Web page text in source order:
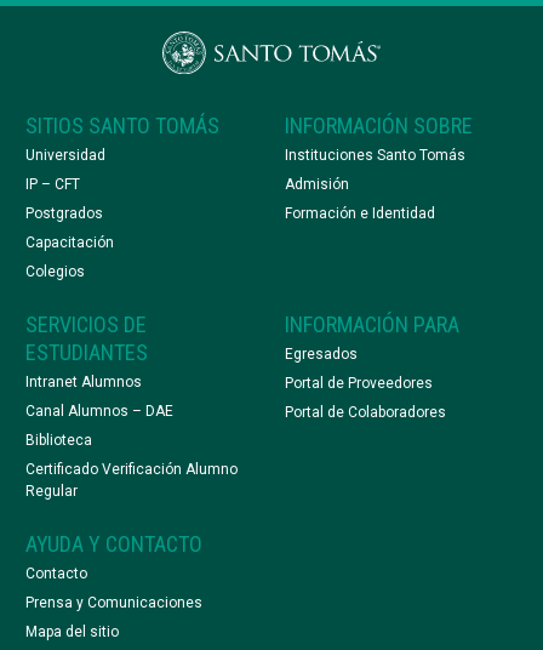
SITIOS SANTO TOMÁS
Universidad
IP – CFT
Postgrados
Capacitación
Colegios
INFORMACIÓN SOBRE
Instituciones Santo Tomás
Admisión
Formación e Identidad
SERVICIOS DE
ESTUDIANTES
Intranet Alumnos
Canal Alumnos – DAE
Biblioteca
Certificado Verificación Alumno
Regular
INFORMACIÓN PARA
Egresados
Portal de Proveedores
Portal de Colaboradores
AYUDA Y CONTACTO
Contacto
Prensa y Comunicaciones
Mapa del sitio